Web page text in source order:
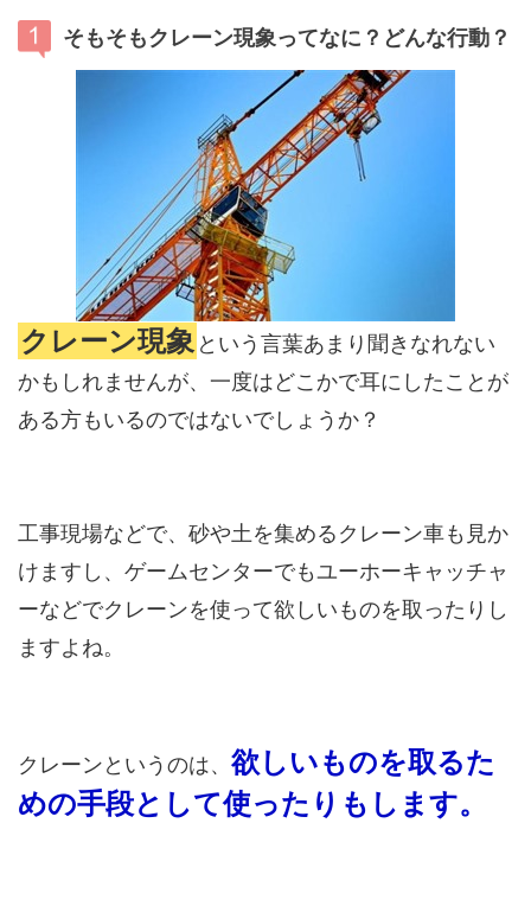
そもそもクレーン現象ってなに？どんな行動？
クレーン現象 という言葉あまり聞きなれない
かもしれませんが、一度はどこかで耳にしたことが
ある方もいるのではないでしょうか？
工事現場などで、砂や土を集めるクレーン車も見か
けますし、ゲームセンターでもユーホーキャッチャ
ーなどでクレーンを使って欲しいものを取ったりし
ますよね。
クレーンというのは、 欲しいものを取るた
めの手段として使ったりもします。